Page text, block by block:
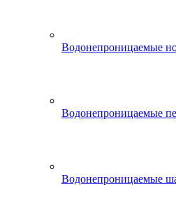
Водонепроницаемые
Водонепроницаемые
Водонепроницаемые